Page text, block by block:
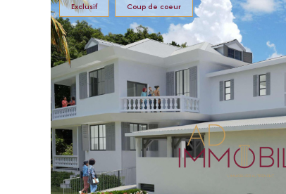
Exclusif Coup de coeur